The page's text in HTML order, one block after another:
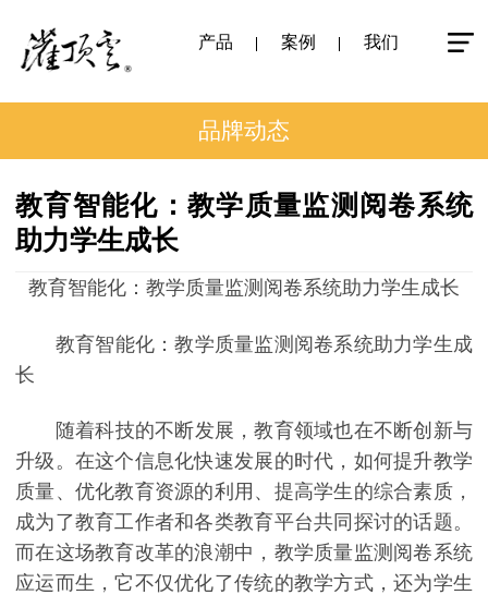
产品 案例 我们
品牌动态
教育智能化：教学质量监测阅卷系统
助力学生成长
教育智能化：教学质量监测阅卷系统助力学生成长
教育智能化：教学质量监测阅卷系统助力学生成
长
随着科技的不断发展，教育领域也在不断创新与
升级。在这个信息化快速发展的时代，如何提升教学
质量、优化教育资源的利用、提高学生的综合素质，
成为了教育工作者和各类教育平台共同探讨的话题。
而在这场教育改革的浪潮中，教学质量监测阅卷系统
应运而生，它不仅优化了传统的教学方式，还为学生